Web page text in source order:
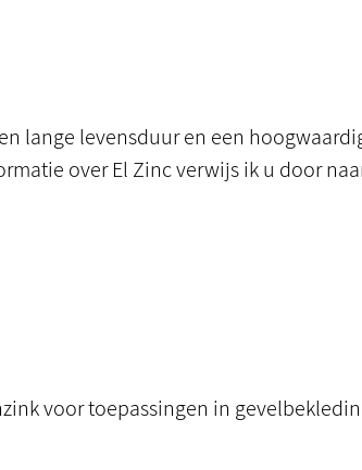
lange levensduur en een
overEl Zincverwijs ik u door
voor toepassingen in